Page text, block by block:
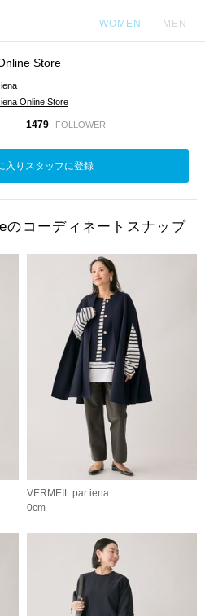
WOMEN MEN
Store
Online Store
1479 FOLLOWER
入りスタッフに登録
コーディネートスナップ
VERMEIL par iena
0cm